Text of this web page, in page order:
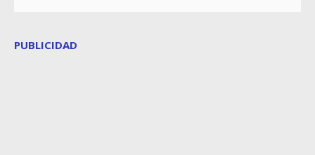
PUBLICIDAD